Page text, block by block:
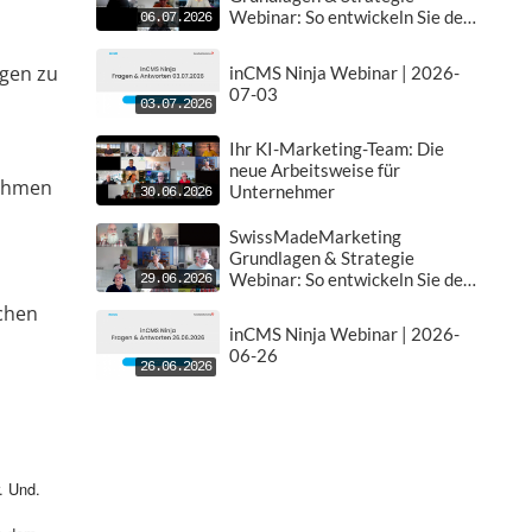
06.07.2026
Webinar: So entwickeln Sie den
03.07.2026
inCMS Ninja Webinar | 2026-
07-03
30.06.2026
Ihr KI-Marketing-Team: Die
neue Arbeitsweise für
Unternehmer
29.06.2026
SwissMadeMarketing
Grundlagen & Strategie
Webinar: So entwickeln Sie den
26.06.2026
inCMS Ninja Webinar | 2026-
06-26
zu
Egal wo du bist, unser Coaching selber, das macht es möglich. Sehr schön dann hier in der Stadt. Lass uns dir helfen, dich schneller zu integrieren. Einsam in der Ferne. Wir sind da, um dir zu helfen, eine Gemeinschaft zu finden. Sehr schön. Ähm. Genieße das Ausland. Wir helfen dir, die Herausforderung zu meistern. Finde Freunde und erlebe